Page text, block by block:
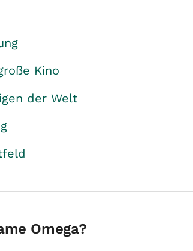
Kino
der Welt
Omega?